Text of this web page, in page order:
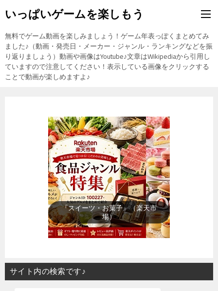
いっぱいゲームを楽しもう
無料でゲーム動画を楽しみましょう！ゲーム年表っぽくまとめてみ
ました♪（動画・発売日・メーカー・ジャンル・ランキングなどを振
り返りましょう）動画や画像はYoutube♪文章はWikipediaから引用し
ていますので注意してください！表示している画像をクリックする
ことで動画が楽しめますよ♪
『スイーツ・お菓子』（楽天市
場）
サイト内の検索です♪